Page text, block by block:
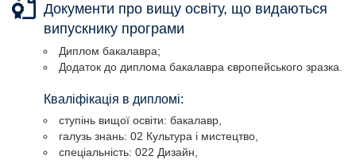
Освітня кваліфікація, що присвоюється
випускнику:
бакалавр дизайну за спеціалізацією "Графічний
дизайн"
Документи про вищу освіту, що видаються
випускнику програми
Диплом бакалавра;
Додаток до диплома бакалавра європейського зразка.
Кваліфікація в дипломі:
ступінь вищої освіти: бакалавр,
галузь знань: 02 Культура і мистецтво,
спеціальність: 022 Дизайн,